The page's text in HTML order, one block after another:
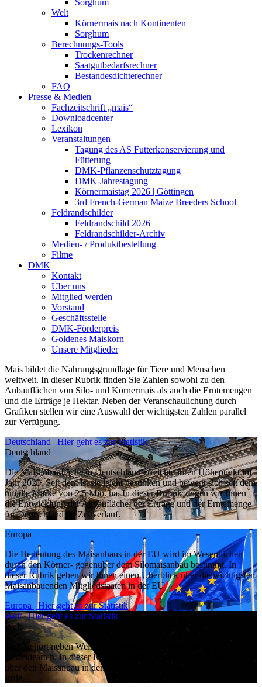
Welt
Körnermais nach Kontinenten
Sorghum
Berechnungs-Tools
Trockenrechner
Saatgutbedarfsrechner
Bestandesdichterechner
FAQ
Presse & Medien
Fachzeitschrift „mais“
Downloadcenter
Lexikon
Veranstaltungen
Tagung des AS Futterkonservierung und
Fütterung
DMK-Pflanzenschutztagung
DMK-Jahrestagung
Körnermaistag 2026 | Göttingen
3rd French-German Maize Breeders School
Feldrandschilder
Feldrandschild 2026
Feldrandschilder-Archiv
Medien- / Produktbestellung
Filme
DMK
Kontakt
Über uns
Mitglied werden
Vorstand
Geschäftsstelle
DMK-Förderpreis
Goldenes Maiskorn
Unsere Mitglieder
Mais bildet die Nahrungsgrundlage für Tiere und Menschen
weltweit. In dieser Rubrik finden Sie Zahlen sowohl zu den
Anbauflächen von Silo- und Körnermais als auch die Erntemengen
und die Erträge je Hektar. Neben der Veranschaulichung durch
Grafiken stellen wir eine Auswahl der wichtigsten Zahlen parallel
zur Verfügung.
Deutschland | Hier geht es zur Statistik
Deutschland
Die Maisanbaufläche in Deutschland erreichte ihren Höhepunkt im
Jahr 2020. Seit dem ist sie leicht gesunken und bewegt sich seit dem
um die Marke von 2,5 Mio. ha. In dieser Rubrik zeigen wir Ihnen
die Entwicklung der Anbaufläche, der Erträge und der Erntemenge
für Deutschland im Zeitverlauf.
Europa
Die Bedeutung des Maisanbaus in der EU wird im Wesentlichen
durch den Körner- gegenüber dem Silomaisanbau bestimmt. In
dieser Rubrik geben wir Ihnen einen Überblick über die wichtigsten
Maisanbauenden Mitgliedstaaten in der EU.
Europa | Hier geht es zur Statistik
Welt | Hier geht es zur Statistik
Welt
Mais gehört neben Weizen und Reis zu den wichtigsten
Getreidearten. In dieser Rubrik geben wir Ihnen einen Überblick
über den Maisanbau in den wichtigsten Ländern und Regionen der
Erde.